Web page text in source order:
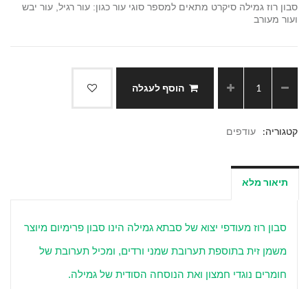
סבון רוז גמילה סיקרט מתאים למספר סוגי עור כגון: עור רגיל, עור יבש
ועור מעורב
הוסף לעגלה
קטגוריה: עודפים
תיאור מלא
סבון רוז מעודפי יצוא של סבתא גמילה הינו סבון פרימיום מיוצר
משמן זית בתוספת תערובת שמני ורדים, ומכיל תערובת של
חומרים נוגדי חמצון ואת הנוסחה הסודית של גמילה.